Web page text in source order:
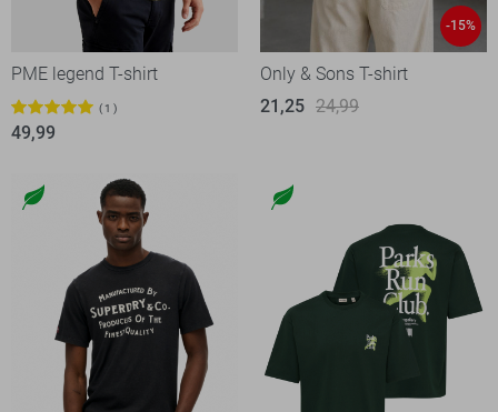
PME legend T-shirt
1
49,99
-15%
Only & Sons T-shirt
21,25 24,99